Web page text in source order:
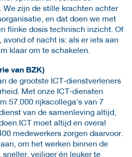
We zijn de stille krachten achter
en dat doen we met
flinke dosis technisch inzicht. Of
of nacht is: als er iets aan
klaar om te schakelen.
van BZK)
de grootste ICT-dienstverleners
Met onze ICT-diensten
57.000 rijkscollega's van 7
van de samenleving altijd,
ICT moet altijd en overal
medewerkers zorgen daarvoor.
om het werken binnen de
veiliger én leuker te